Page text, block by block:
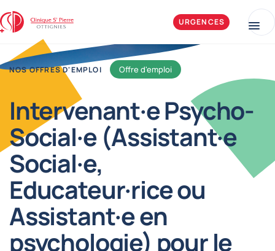
Clinique Saint-Pierre Ottignies URGENCES
NOS OFFRES D'EMPLOI Offre d'emploi
Intervenant·e Psycho-
Social·e (Assistant·e
Social·e,
Educateur·rice ou
Assistant·e en
psychologie) pour le